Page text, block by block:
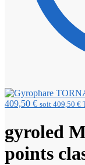
409,50 € soit 409,50 €
gyroled
points